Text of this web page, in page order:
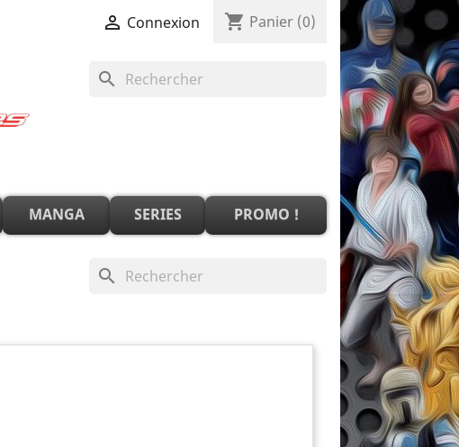
 Connexion shopping_cart Panier (0)
search
MANGA SERIES PROMO !
search